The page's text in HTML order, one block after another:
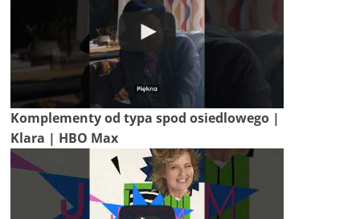
Komplementy od typa spod osiedlowego |
Klara | HBO Max